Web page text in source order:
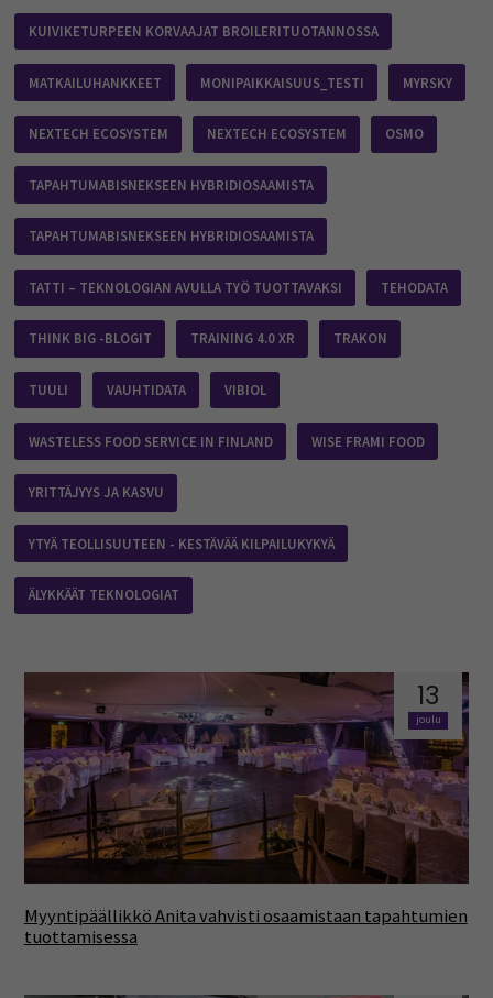
KUIVIKETURPEEN KORVAAJAT BROILERITUOTANNOSSA
MATKAILUHANKKEET MONIPAIKKAISUUS_TESTI MYRSKY
NEXTECH ECOSYSTEM NEXTECH ECOSYSTEM OSMO
TAPAHTUMABISNEKSEEN HYBRIDIOSAAMISTA
TAPAHTUMABISNEKSEEN HYBRIDIOSAAMISTA
TATTI – TEKNOLOGIAN AVULLA TYÖ TUOTTAVAKSI TEHODATA
THINK BIG -BLOGIT TRAINING 4.0 XR TRAKON
TUULI VAUHTIDATA VIBIOL
WASTELESS FOOD SERVICE IN FINLAND WISE FRAMI FOOD
YRITTÄJYYS JA KASVU
YTYÄ TEOLLISUUTEEN - KESTÄVÄÄ KILPAILUKYKYÄ
ÄLYKKÄÄT TEKNOLOGIAT
13
joulu
Myyntipäällikkö Anita vahvisti osaamistaan tapahtumien
tuottamisessa